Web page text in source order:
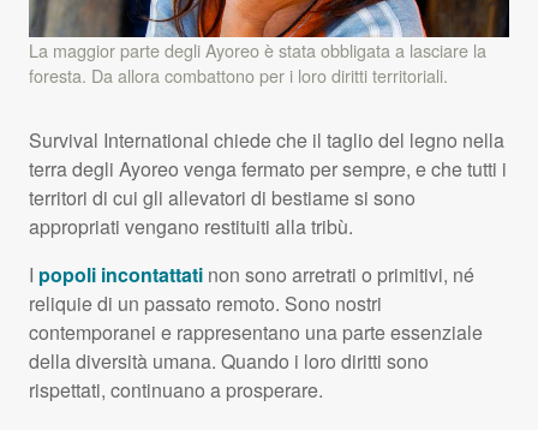
La maggior parte degli Ayoreo è stata obbligata a lasciare la
foresta. Da allora combattono per i loro diritti territoriali.
Survival International chiede che il taglio del legno nella
terra degli Ayoreo venga fermato per sempre, e che tutti i
territori di cui gli allevatori di bestiame si sono
appropriati vengano restituiti alla tribù.
I popoli incontattati non sono arretrati o primitivi, né
reliquie di un passato remoto. Sono nostri
contemporanei e rappresentano una parte essenziale
della diversità umana. Quando i loro diritti sono
rispettati, continuano a prosperare.